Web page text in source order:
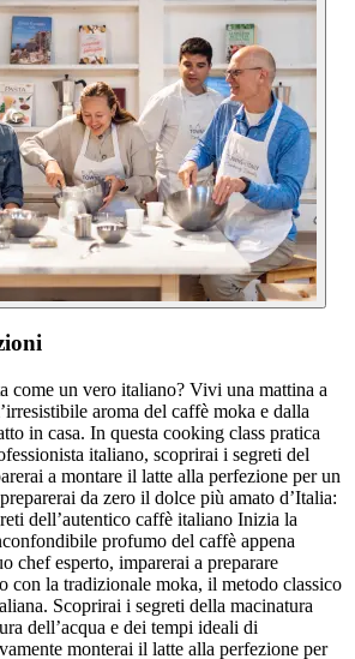
come un vero italiano? Vivi una mattina a
aroma del caffè moka e dalla
in casa. In questa cooking class pratica
italiano, scoprirai i segreti del
a montare il latte alla perfezione per un
da zero il dolce più amato d’Italia:
dell’autentico caffè italiano Inizia la
profumo del caffè appena
chef esperto, imparerai a preparare
con la tradizionale moka, il metodo classico
Scoprirai i segreti della macinatura
dell’acqua e dei tempi ideali di
monterai il latte alla perfezione per